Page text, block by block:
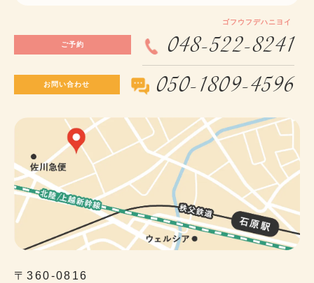
ゴフウフデハニヨイ
ご予約 048-522-8241
お問い合わせ 050-1809-4596
〒360-0816